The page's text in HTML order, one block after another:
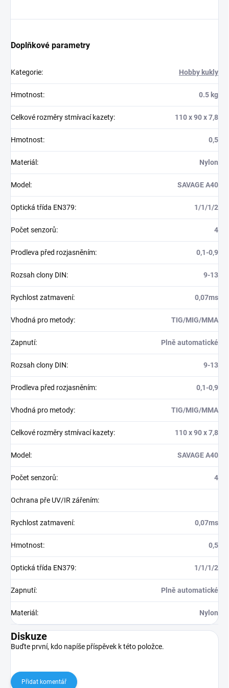
Doplňkové parametry
Kategorie: Hobby kukly
Hmotnost: 0.5 kg
Celkové rozměry stmívací kazety: 110 x 90 x 7,8
Hmotnost: 0,5
Materiál : Nylon
Model : SAVAGE A40
Optická třída EN379: 1/1/1/2
Počet senzorů: 4
Prodleva před rozjasněním: 0,1-0,9
Rozsah clony DIN: 9-13
Rychlost zatmavení: 0,07ms
Vhodná pro metody: TIG/MIG/MMA
Zapnutí: Plně automatické
Rozsah clony DIN: 9-13
Prodleva před rozjasněním: 0,1-0,9
Vhodná pro metody: TIG/MIG/MMA
Celkové rozměry stmívací kazety: 110 x 90 x 7,8
Model : SAVAGE A40
Počet senzorů: 4
Ochrana pře UV/IR zářením:
Rychlost zatmavení: 0,07ms
Hmotnost: 0,5
Optická třída EN379: 1/1/1/2
Zapnutí: Plně automatické
Materiál : Nylon
Diskuze
Buďte první, kdo napíše příspěvek k této položce.
Přidat komentář